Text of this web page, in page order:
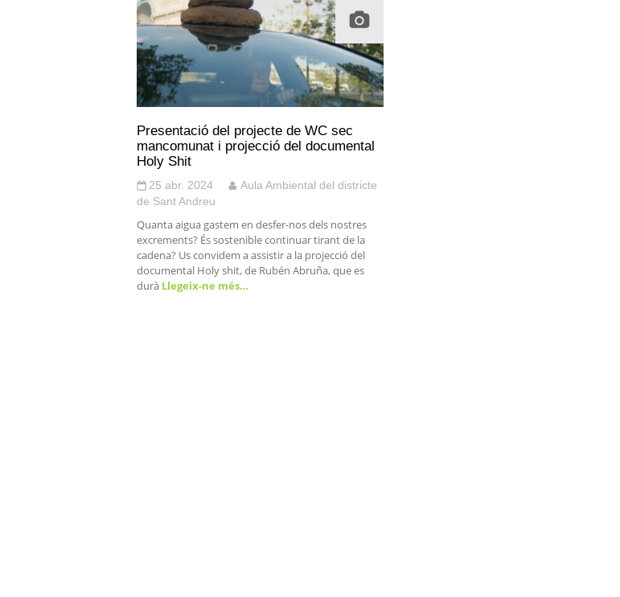
Presentació del projecte de WC sec
mancomunat i projecció del documental
Holy Shit
25 abr. 2024
Aula Ambiental del districte
de Sant Andreu
Quanta aigua gastem en desfer-nos dels nostres
excrements? És sostenible continuar tirant de la
cadena? Us convidem a assistir a la projecció del
documental Holy shit, de Rubén Abruña, que es
durà Llegeix-ne més…